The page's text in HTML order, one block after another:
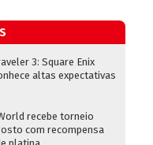
3: Square Enix
altas expectativas
recebe torneio
com recompensa